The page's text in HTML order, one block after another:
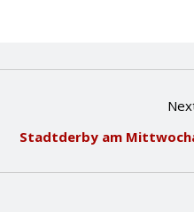
Stadtderby am